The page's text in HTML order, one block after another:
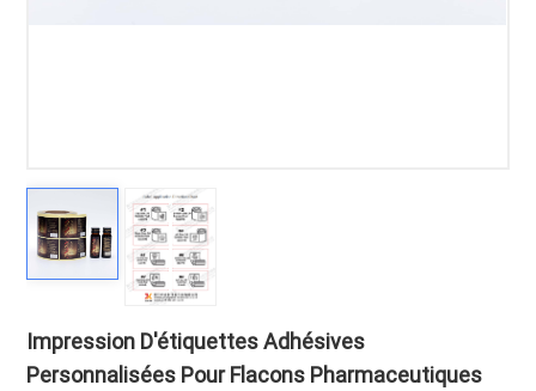
Impression D'étiquettes Adhésives
Personnalisées Pour Flacons Pharmaceutiques